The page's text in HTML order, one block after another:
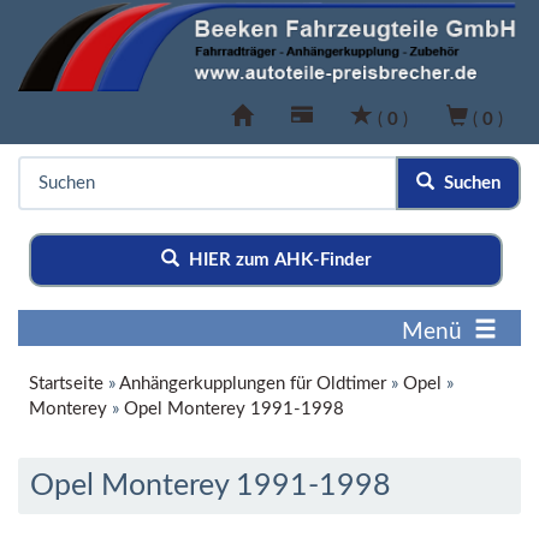
( 0 ) ( 0 )
Suchen
HIER zum AHK-Finder
Menü
Startseite » Anhängerkupplungen für Oldtimer» Opel »
Monterey » Opel Monterey 1991-1998
Opel Monterey 1991-1998